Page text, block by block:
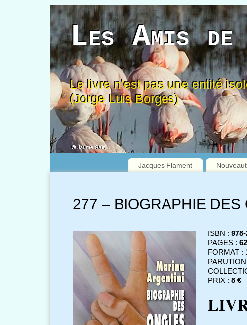
Les Amis de
Le livre n’est pas une entité
(Jorge Luis Borges)
Jacques Flament
277 – BIOGRAPHIE DES
ISBN :
PAGES : 62
FORMAT :
PARUTION
PRIX : 8 €